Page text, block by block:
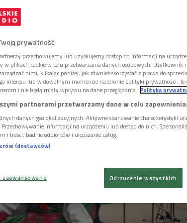
Wilmesauer, wil. Wymysiöejyn) to
etnograficzna, której pochodzenie
jest ze średniowiecznym
Stworzyli w Polsce
odrębną również językowo.
prywatność
przechowujemy lub uzyskujemy dostęp do informacji na
w plikach cookie w celu przetwarzania danych osobowych. Użytkownik
nimi, klikając poniżej, jak również skorzystać z prawa do
interesu lub w dowolnym momencie na stronie polityki prywatności.
i nie będą miały wpływu na dane przeglądania. Polityka
partnerami przetwarzamy dane w celu zapewnienia:
danych geolokalizacyjnych. Aktywne skanowanie charakterystyki
informacji na urządzeniu lub dostęp do nich.
i treści, badnie odbiorców i ulepszanie usług.
(dostawców)
Odrzucenie wszystkich